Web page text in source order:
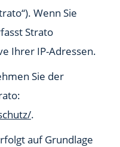
Wenn Sie
Strato
Ihrer IP-Adressen.
Sie der
.
auf Grundlage